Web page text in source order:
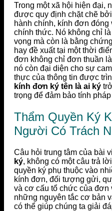
Trong một xã hội hiện đại,
được quy định chặt chẽ
hành chính, kính đơn đóng
chính thức. Nó không chỉ
vọng mà còn là bằng
hay đề xuất tại một thời
đơn không chỉ đơn thuần
nó còn đại diện cho sự
thực của thông tin được
kính đơn ký tên là ai ký
trọng để đảm bảo tính
Thẩm Quyền Ký
Người Có Trách
Câu hỏi trung tâm của bài
ký, không có một câu trả
quyền ký phụ thuộc vào
kính đơn, đối tượng gửi,
và cơ cấu tổ chức của đơn
những nguyên tắc cơ bản
có thể giúp chúng ta giải